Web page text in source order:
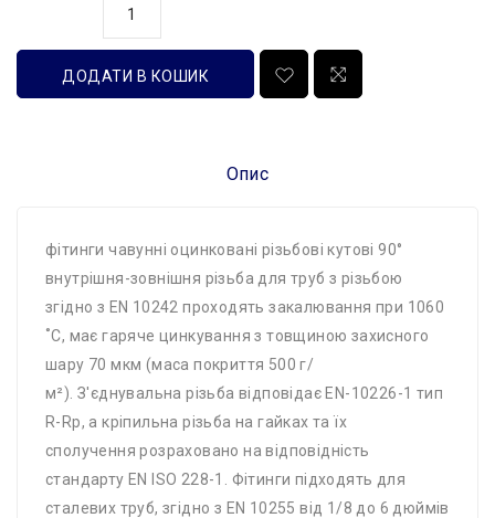
ДОДАТИ В КОШИК
Опис
фітинги чавунні оцинковані різьбові кутові 90°
внутрішня-зовнішня різьба для труб з різьбою
згідно з EN 10242 проходять закалювання при 1060
˚C, має гаряче цинкування з товщиною захисного
шару 70 мкм (маса покриття 500 г/
м²). З'єднувальна різьба відповідає EN-10226-1 тип
R-Rp, а кріпильна різьба на гайках та їх
сполучення розраховано на відповідність
стандарту EN ISO 228-1. Фітинги підходять для
сталевих труб, згідно з EN 10255 від 1/8 до 6 дюймів